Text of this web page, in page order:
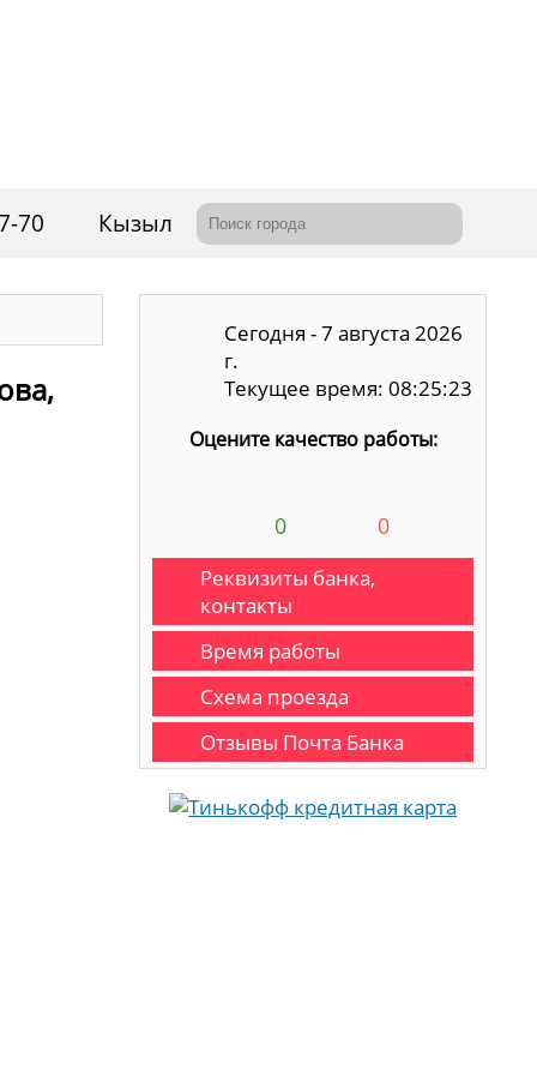
70 Кызыл
Сегодня - 7 августа 2026
г.
Текущее время: 08:25:24
Оцените качество работы:
0 0
Реквизиты банка,
контакты
Время работы
Схема проезда
Отзывы Почта Банка